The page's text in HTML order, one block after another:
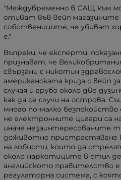
"Междувременно в САЩ към
отиват във вейп магазините
собствениците, че убиват
е."
Въпреки, че експерти,
признават, че
свързани с никотин
американската криза с вейп
случая и грубо около две
как да се случи на острова.
много по-малко
не електронните цигари са
иначе незаинтересованите
доживотно пристрастяване
на лобисти, които да
около наркотиците в стил
английското правителство
регулаторна система, с